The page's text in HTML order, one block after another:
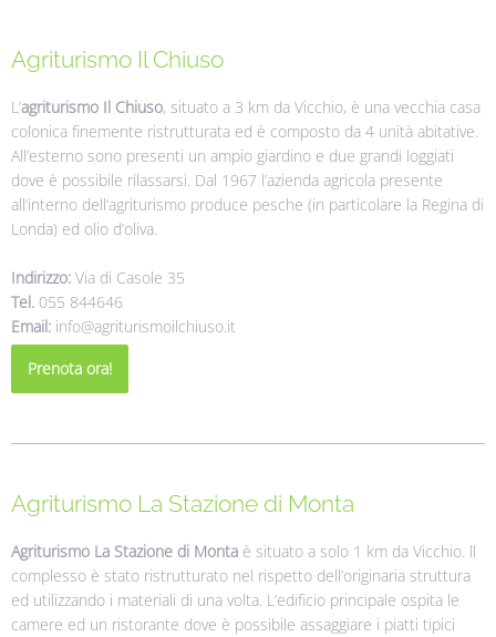
Agriturismo Il Chiuso
L’agriturismo Il Chiuso, situato a 3 km da Vicchio, è una vecchia casa
colonica finemente ristrutturata ed è composto da 4 unità abitative.
All’esterno sono presenti un ampio giardino e due grandi loggiati
dove è possibile rilassarsi. Dal 1967 l’azienda agricola presente
all’interno dell’agriturismo produce pesche (in particolare la Regina di
Londa) ed olio d’oliva.
Indirizzo: Via di Casole 35
Tel. 055 844646
Email: info@agriturismoilchiuso.it
Prenota ora!
Agriturismo La Stazione di Monta
Agriturismo La Stazione di Monta è situato a solo 1 km da Vicchio. ll
complesso è stato ristrutturato nel rispetto dell’originaria struttura
ed utilizzando i materiali di una volta. L’edificio principale ospita le
camere ed un ristorante dove è possibile assaggiare i piatti tipici